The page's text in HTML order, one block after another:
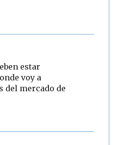
estar
voy a
del mercado de